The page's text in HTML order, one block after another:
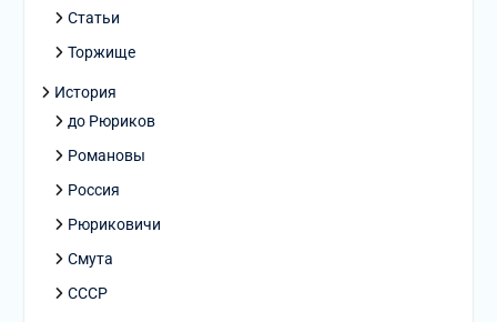
Статьи
Торжище
История
до Рюриков
Романовы
Россия
Рюриковичи
Смута
СССР